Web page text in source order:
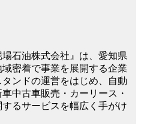
場石油株式会社』は、愛知県
密着で事業を展開する企業
ンドの運営をはじめ、自動
中古車販売・カーリース・
るサービスを幅広く手がけ